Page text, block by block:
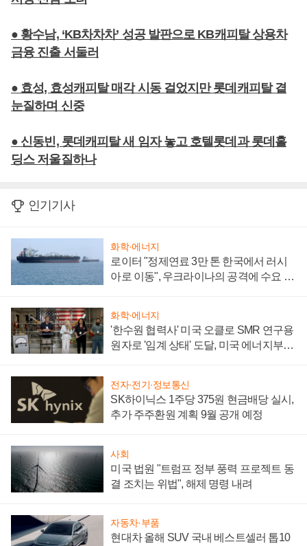
● 황수남, ‘KB차차차’ 성공 발판으로 KB캐피탈 상용차
금융 진출 서둘러
● 효성, 효성캐피탈 매각 시동 걸었지만 롯데캐피탈 곁
눈질하며 신중
● 신동빈, 롯데캐피탈 새 임자 놓고 호텔롯데과 롯데홀
딩스 저울질하나
인기기사
화학·에너지
로이터 "정제연료 3만 톤 한국에서 러시
아로 이동", 우크라이나의 공격에 수요 늘
화학·에너지
'한수원 협력사' 미국 오클로 SMR 연구용
원자로 '임계 상태' 도달, 미국 에너지부
전자·전기·정보통신
SK하이닉스 1주당 375원 현금배당 실시,
추가 주주환원 계획 9월 공개 예정
사회
미국 법원 "트럼프 정부 풍력 프로젝트 동
결 조치는 위법", 해제 명령 내려
자동차·부품
현대차 올해 SUV 국내 베스트셀러 톱10